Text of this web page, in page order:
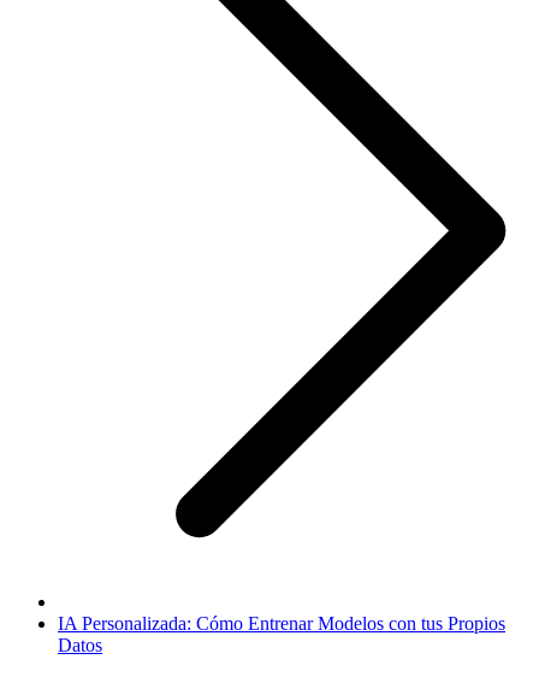
IA Personalizada: Cómo Entrenar Modelos con tus Propios
Datos